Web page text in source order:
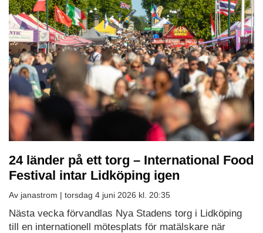
24 länder på ett torg – International Food
Festival intar Lidköping igen
Av janastrom | torsdag 4 juni 2026 kl. 20:35
Nästa vecka förvandlas Nya Stadens torg i Lidköping
till en internationell mötesplats för matälskare när